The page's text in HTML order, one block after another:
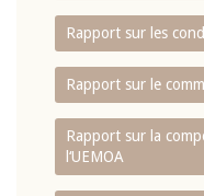
Rapport sur les
Rapport sur le
Rapport sur la
l‘UEMOA